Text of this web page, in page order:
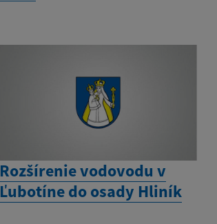
Rozšírenie vodovodu v
Ľubotíne do osady Hliník